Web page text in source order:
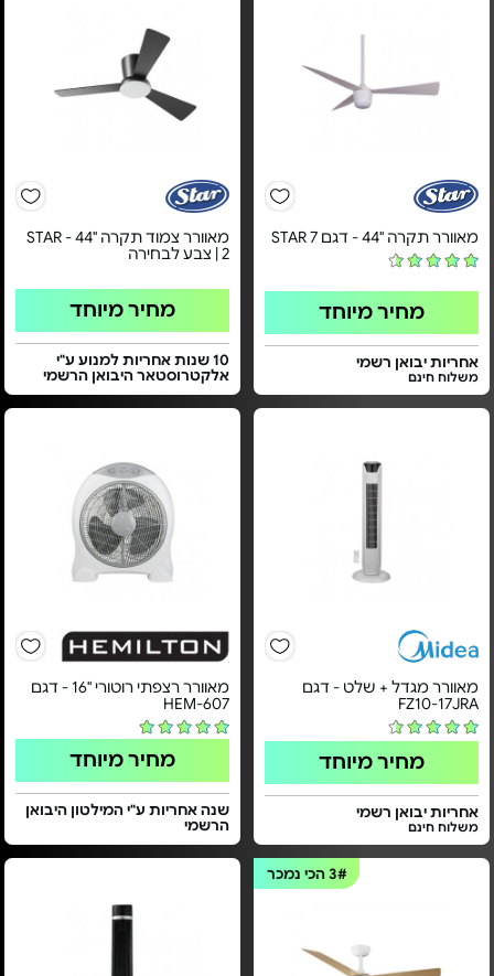
מאוורר תקרה "44 - דגם STAR 7
מחיר מיוחד
אחריות יבואן רשמי
משלוח חינם
מאוורר צמוד תקרה "44 - STAR
2 | צבע לבחירה
מחיר מיוחד
10 שנות אחריות למנוע ע"י
אלקטרוסטאר היבואן הרשמי
מאוורר מגדל + שלט - דגם
FZ10-17JRA
מחיר מיוחד
אחריות יבואן רשמי
משלוח חינם
מאוורר רצפתי רוטורי "16 - דגם
HEM-607
מחיר מיוחד
שנה אחריות ע"י המילטון היבואן
הרשמי
3#הכי נמכר